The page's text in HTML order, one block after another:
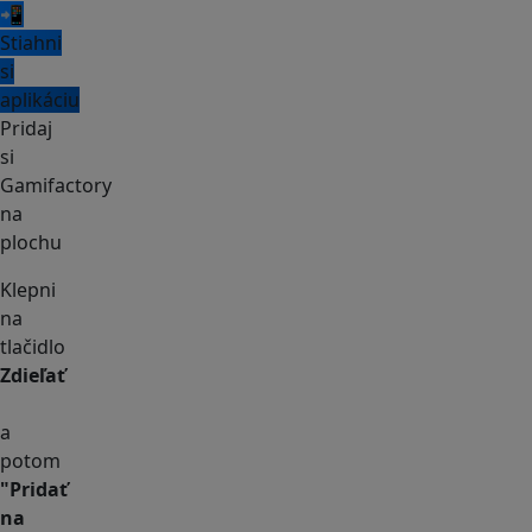
📲
Stiahni
si
aplikáciu
Pridaj
si
Gamifactory
na
plochu
Klepni
na
tlačidlo
Zdieľať
a
potom
"Pridať
na